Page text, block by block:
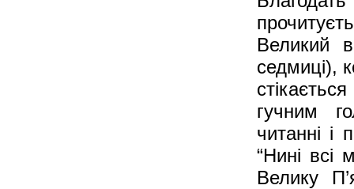
Великий
седмиці),
гучним
читанні і
“Нині всі
Велику